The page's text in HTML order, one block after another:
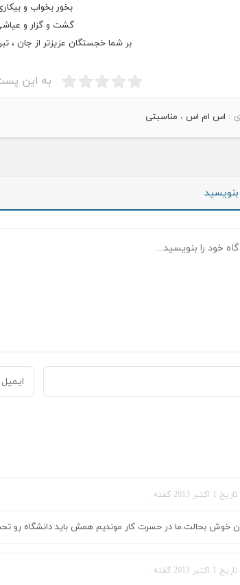
بخور بخواب و
گشت و گزار و
بر شما خجستگان عزیزتر از جان ،
به این
: اس ام اس ، مناسبتی
بنویسید
1 اکتبر 2013 گفته :
خوش بحالت.ما در حسرت کار موندیم همش باید دانشگاه رو
1 اکتبر 2013 گفته :